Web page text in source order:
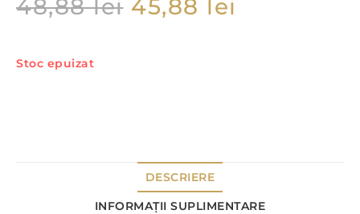
48,88lei 45,88 lei
Stoc epuizat
DESCRIERE
INFORMAȚII SUPLIMENTARE